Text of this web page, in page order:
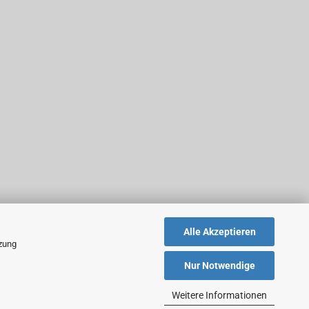
Alle Akzeptieren
Nur Notwendige
Weitere Informationen